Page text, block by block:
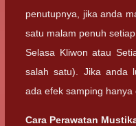
penutupnya, jika anda
satu malam penuh
Selasa Kliwon atau
salah satu). Jika anda
ada efek samping hanya
Cara Perawatan